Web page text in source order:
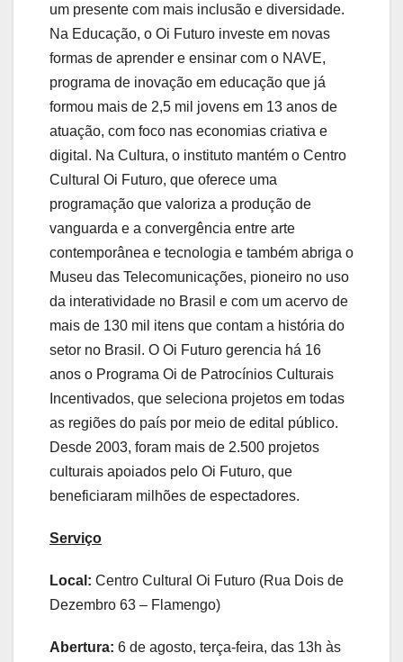
um presente com mais inclusão e diversidade.
Na Educação, o Oi Futuro investe em novas
formas de aprender e ensinar com o NAVE,
programa de inovação em educação que já
formou mais de 2,5 mil jovens em 13 anos de
atuação, com foco nas economias criativa e
digital. Na Cultura, o instituto mantém o Centro
Cultural Oi Futuro, que oferece uma
programação que valoriza a produção de
vanguarda e a convergência entre arte
contemporânea e tecnologia e também abriga o
Museu das Telecomunicações, pioneiro no uso
da interatividade no Brasil e com um acervo de
mais de 130 mil itens que contam a história do
setor no Brasil. O Oi Futuro gerencia há 16
anos o Programa Oi de Patrocínios Culturais
Incentivados, que seleciona projetos em todas
as regiões do país por meio de edital público.
Desde 2003, foram mais de 2.500 projetos
culturais apoiados pelo Oi Futuro, que
beneficiaram milhões de espectadores.
Serviço
Local: Centro Cultural Oi Futuro (Rua Dois de
Dezembro 63 – Flamengo)
Abertura: 6 de agosto, terça-feira, das 13h às